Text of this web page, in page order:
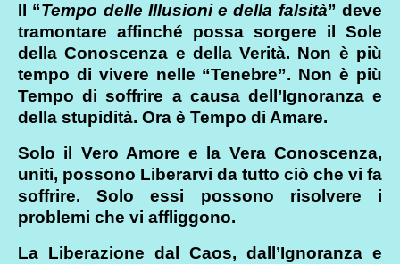
Il “Tempo delle Illusioni e della falsità” deve
tramontare affinché possa sorgere il Sole
della Conoscenza e della Verità. Non è più
tempo di vivere nelle “Tenebre”. Non è più
Tempo di soffrire a causa dell’Ignoranza e
della stupidità. Ora è Tempo di Amare.
Solo il Vero Amore e la Vera Conoscenza,
uniti, possono Liberarvi da tutto ciò che vi fa
soffrire. Solo essi possono risolvere i
problemi che vi affliggono.
La Liberazione dal Caos, dall’Ignoranza e